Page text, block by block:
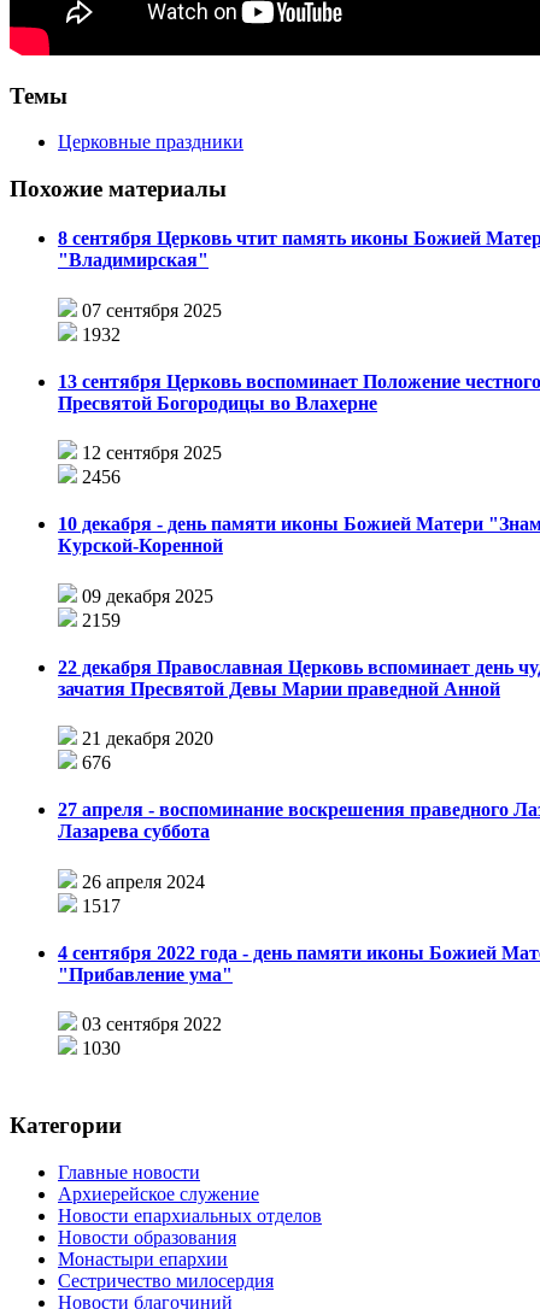
Темы
Церковные праздники
Похожие материалы
8 сентября Церковь чтит память иконы Божией
"Владимирская"
07 сентября 2025
1932
13 сентября Церковь воспоминает Положение
Пресвятой Богородицы во Влахерне
12 сентября 2025
2456
10 декабря - день памяти иконы Божией Матери
Курской-Коренной
09 декабря 2025
2159
22 де­каб­ря Пра­во­слав­ная Цер­ковь вспо­ми­на­ет день
за­ча­тия Пре­свя­той Де­вы Ма­рии пра­вед­ной Ан­ной
21 декабря 2020
676
27 апреля - воспоминание воскрешения праведного
Лазарева суббота
26 апреля 2024
1517
4 сентября 2022 года - день памяти иконы Божией
"Прибавление ума"
03 сентября 2022
1030
Категории
Главные новости
Архиерейское служение
Новости епархиальных отделов
Новости образования
Монастыри епархии
Сестричество милосердия
Новости благочиний